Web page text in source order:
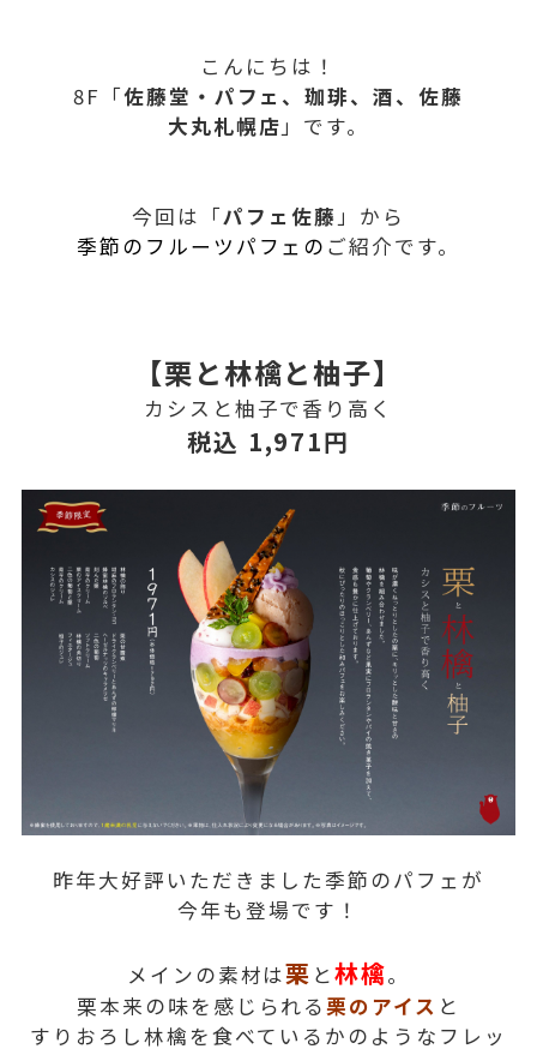
こんにちは！
8F「佐藤堂・パフェ、珈琲、酒、佐藤
大丸札幌店」です。
今回は「パフェ佐藤」から
季節のフルーツパフェの ご紹介です。
【栗と林檎と柚子】
カシスと柚子で香り高く
税込 1,971円
昨年大好評いただきました季節のパフェが
今年も登場です！
メインの素材は栗 と林檎。
栗本来の味を感じられる栗のアイス と
すりおろし林檎を食べているかのようなフレッ